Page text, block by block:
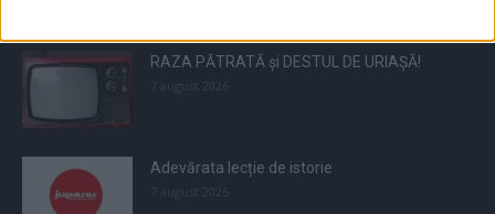
RAZA PĂTRATĂ și DESTUL DE URIAȘĂ!
Adevărata lecție de istorie